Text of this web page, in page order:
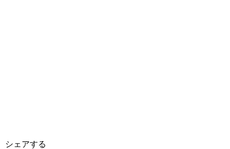
シェアする